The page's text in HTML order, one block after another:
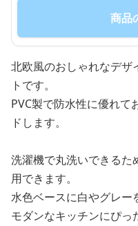
商品
北欧風のおしゃれなデザ
トです。
PVC製で防水性に優れて
ドします。
洗濯機で丸洗いできるた
用できます。
水色ベースに白やグレー
モダンなキッチンにぴっ